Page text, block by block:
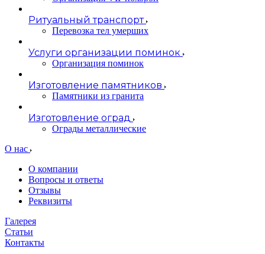
Ритуальный транспорт
Перевозка тел умерших
Услуги организации поминок
Организация поминок
Изготовление памятников
Памятники из гранита
Изготовление оград
Ограды металлические
О нас
О компании
Вопросы и ответы
Отзывы
Реквизиты
Галерея
Статьи
Контакты